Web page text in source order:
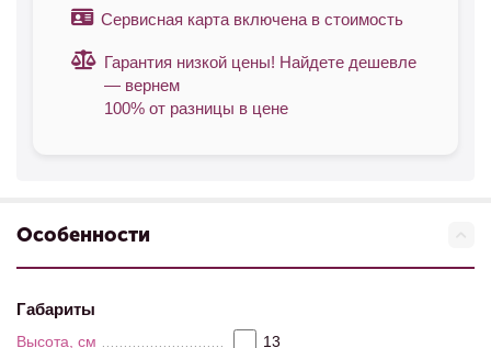
Сервисная карта включена в стоимость
Гарантия низкой цены! Найдете дешевле
— вернем
100% от разницы в цене
Особенности
Габариты
Высота, см 13